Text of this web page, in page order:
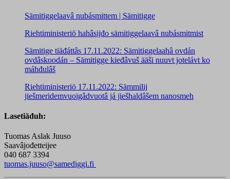
Sämitiggelaavâ nubásmittem | Sämitigge
Riehtiministeriö hahâsijđo sämitiggelaavâ nubásmitmist
Sämitige tiäđáttâs 17.11.2022: Sämitiggelaahâ ovdán
ovdâskoodán – Sämitigge kieđâvuš ääši nuuvt jotelávt ko
máhđulâš
Riehtiministeriö 17.11.2022: Sämmilij
jiešmeridemvuoigâdvuotâ já jiešhaldâšem nanosmeh
Lasetiäđuh:
Tuomas Aslak Juuso
Saavâjođetteijee
040 687 3394
tuomas.juuso@samediggi.fi